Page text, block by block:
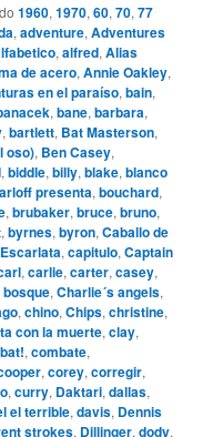
1960,1970,60,70,77
,adventure,Adventures
,alfred,Alias
de acero,Annie Oakley,
en el paraíso,bain,
,bane,barbara,
,bartlett, Bat Masterson,
oso), Ben Casey,
,biddle,billy,blake,blanco
presenta,bouchard,
,brubaker,bruce,bruno,
,byrnes,byron,Caballo de
,capitulo,Captain
,carlie,carter,casey,
,Charlie´s angels,
,chino,Chips,christine,
con la muerte,clay,
,combate,
,corey,corregir,
,curry, Daktari,dallas,
el terrible,davis, Dennis
strokes, Dillinger,dody,